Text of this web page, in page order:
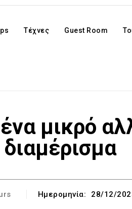
Τέχνες Guest Room
μικρό
διαμέρισμα
Ημερομηνία: 28/12/